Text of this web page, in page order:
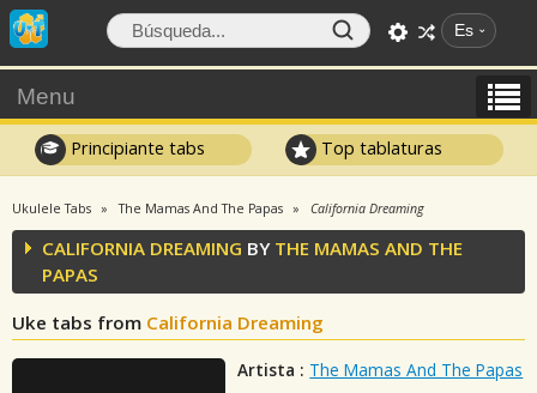
Es
Menu
Principiante tabs Top tablaturas
Ukulele Tabs The Mamas And The Papas California Dreaming
CALIFORNIA DREAMING BY THE MAMAS AND THE
PAPAS
Uke tabs from California Dreaming
Artista : The Mamas And The Papas